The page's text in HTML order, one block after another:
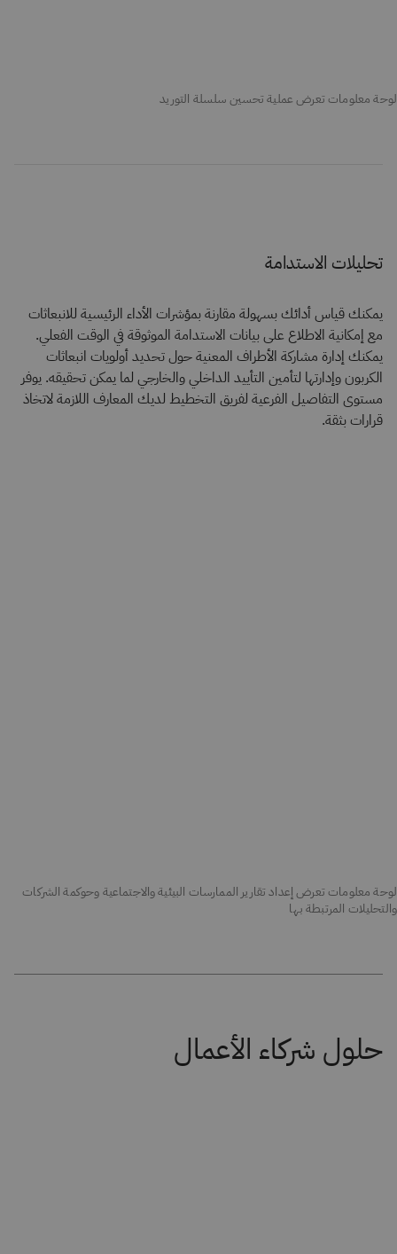
لوحة معلومات تعرض عملية تحسين سلسلة التوريد
تحليلات الاستدامة
يمكنك قياس أدائك بسهولة مقارنة بمؤشرات الأداء الرئيسية للانبعاثات
مع إمكانية الاطلاع على بيانات الاستدامة الموثوقة في الوقت الفعلي.
يمكنك إدارة مشاركة الأطراف المعنية حول تحديد أولويات انبعاثات
الكربون وإدارتها لتأمين التأييد الداخلي والخارجي لما يمكن تحقيقه. يوفر
مستوى التفاصيل الفرعية لفريق التخطيط لديك المعارف اللازمة لاتخاذ
قرارات بثقة.
لوحة معلومات تعرض إعداد تقارير الممارسات البيئية والاجتماعية وحوكمة الشركات
والتحليلات المرتبطة بها